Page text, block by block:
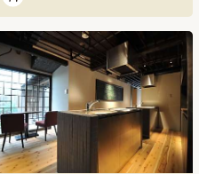
るようなインテリアやアートが施されて
た一階には、ギャラリーとワークショッ
プの開催できるガーデンルームを併設
し、月に一度、開催をしているオープン
ギャラリーでは、ご自身の作品や得意と
する技を披露することも可能です。以前
は『女性専用のシェアハウス、タマゴの
から』で慣れ親しんで参りましたが、現
在、男性の皆さまも住んでいただけます
よ。さぁ、大文字や京都の山々も望める
青空は皆さまのものです！アートな生き